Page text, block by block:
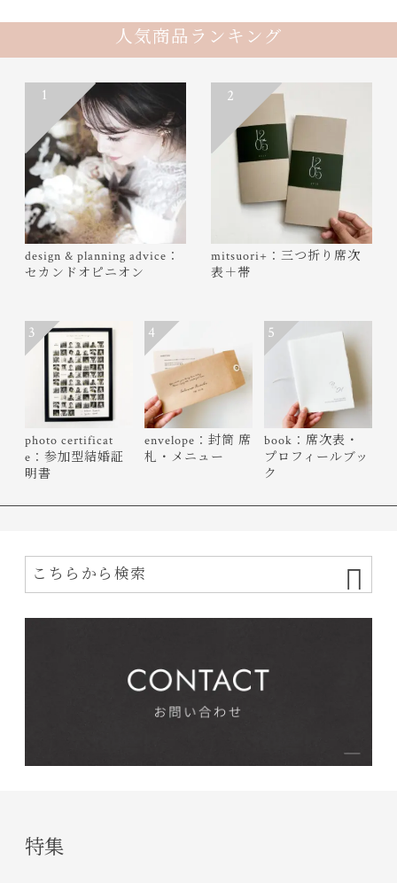
人気商品ランキング
design & planning advice：
セカンドオピニオン
1
mitsuori+：三つ折り席次
表＋帯
2
photo certificat
e：参加型結婚証
明書
3
envelope：封筒 席
札・メニュー
4
book：席次表・
プロフィールブッ
ク
5
特集